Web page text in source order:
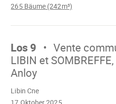
265 Bäume (242m³)
Mach
Los 9
Vente
LIBIN et
Anloy
Libin Cne